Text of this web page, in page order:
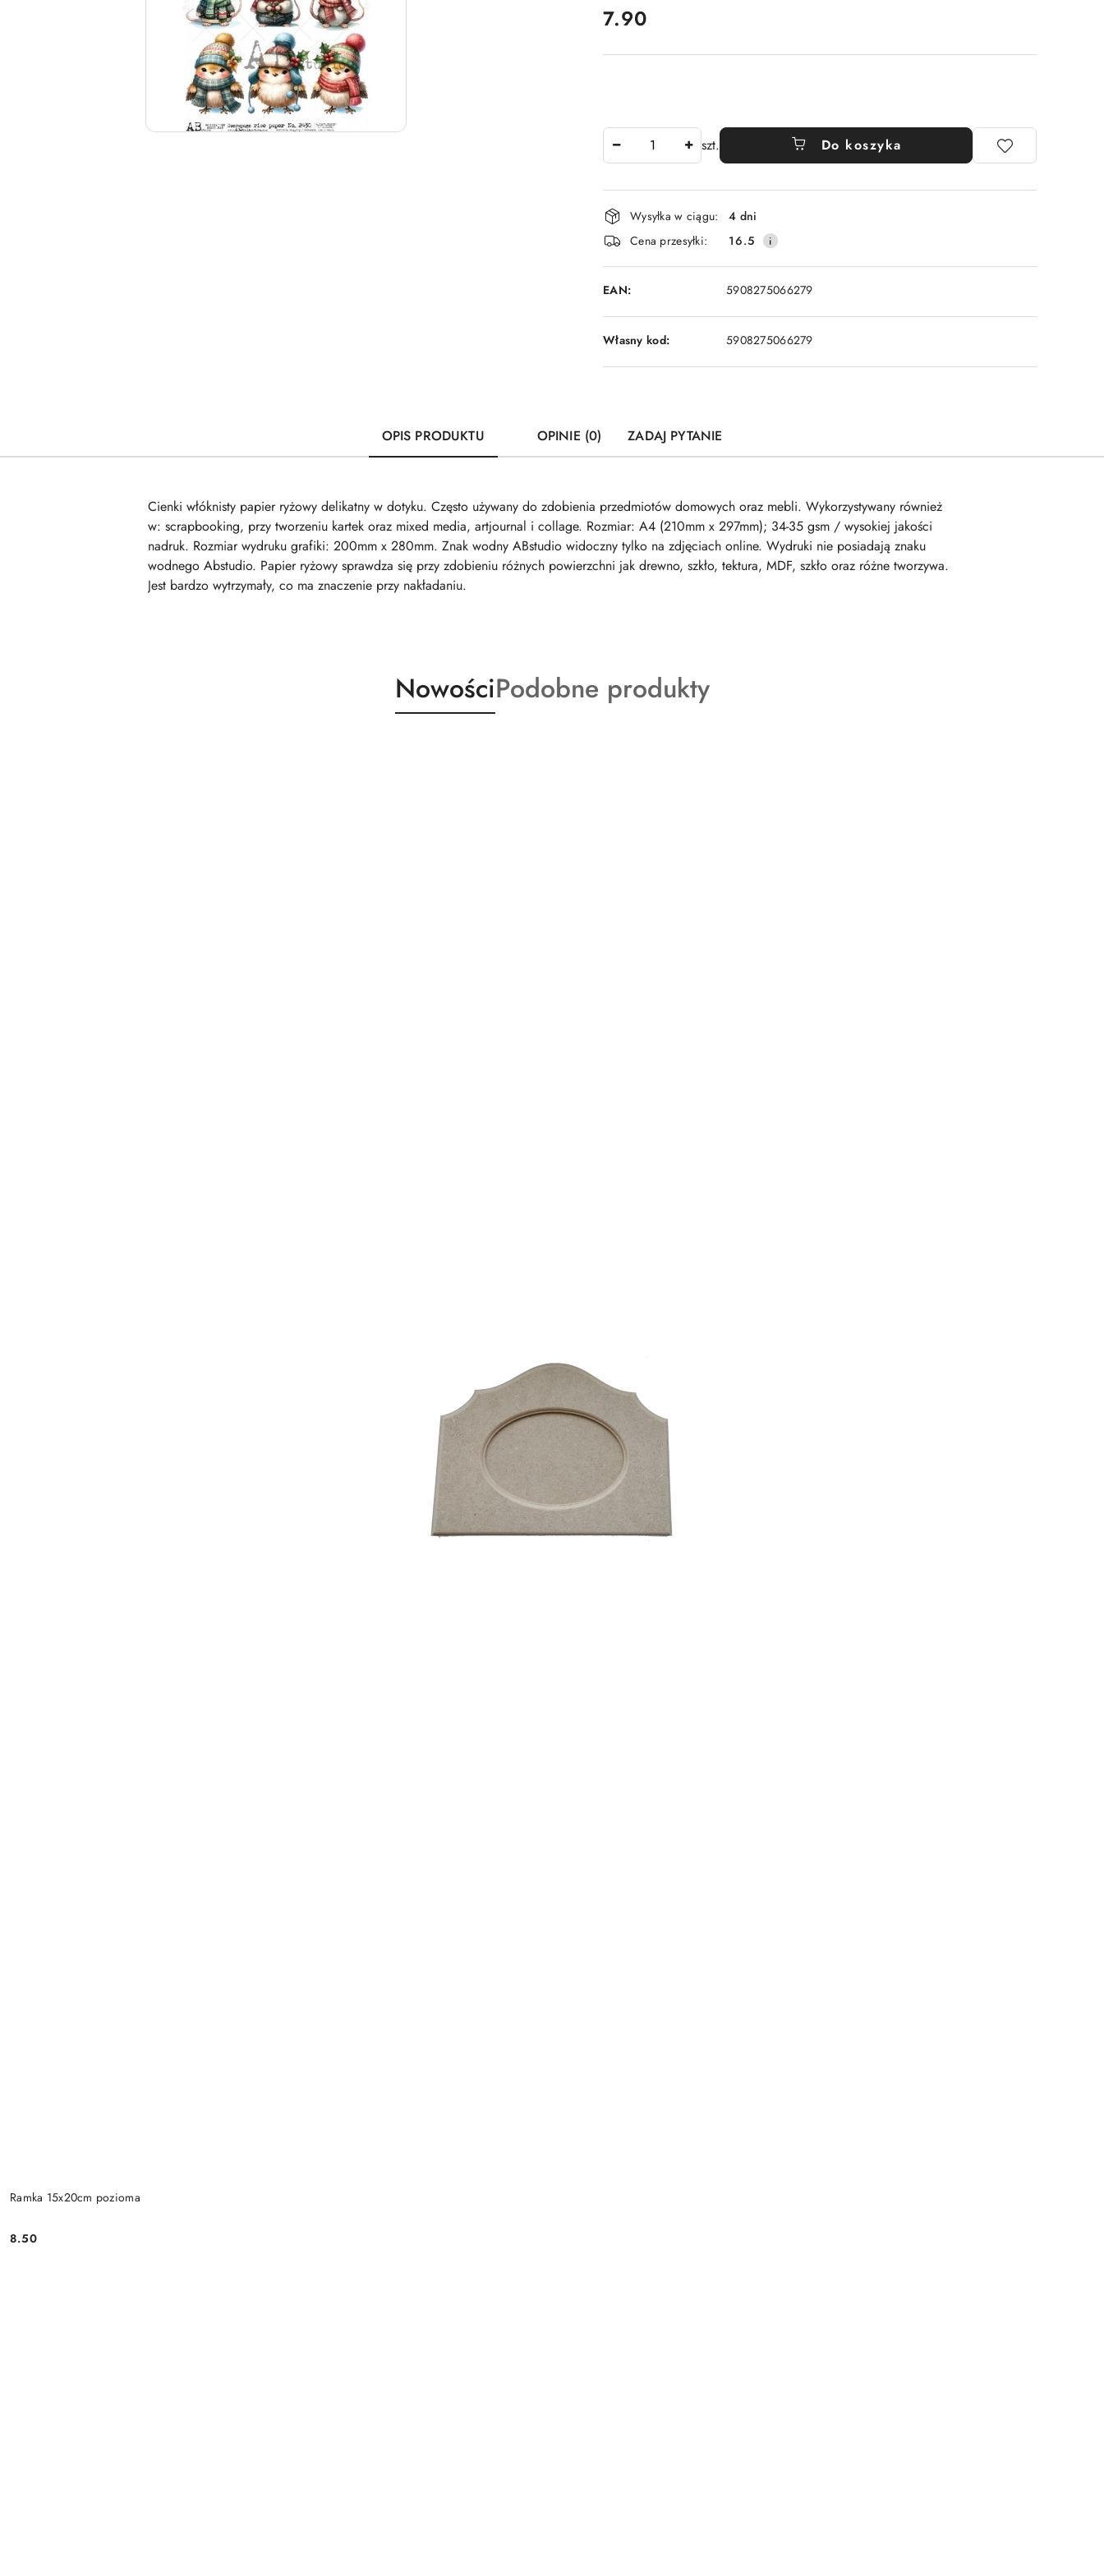
cena:
7.90
szt. Do koszyka
Dostępność
i
dostawa
Wysyłka w ciągu:
4 dni
Cena przesyłki:
16.5
EAN: 5908275066279
Własny kod: 5908275066279
OPIS PRODUKTU OPINIE (0) ZADAJ PYTANIE
Cienki włóknisty papier ryżowy delikatny w dotyku. Często używany do zdobienia przedmiotów domowych oraz mebli. Wykorzystywany również
w: scrapbooking, przy tworzeniu kartek oraz mixed media, artjournal i collage. Rozmiar: A4 (210mm x 297mm); 34-35 gsm / wysokiej jakości
nadruk. Rozmiar wydruku grafiki: 200mm x 280mm. Znak wodny ABstudio widoczny tylko na zdjęciach online. Wydruki nie posiadają znaku
wodnego Abstudio. Papier ryżowy sprawdza się przy zdobieniu różnych powierzchni jak drewno, szkło, tektura, MDF, szkło oraz różne tworzywa.
Jest bardzo wytrzymały, co ma znaczenie przy nakładaniu.
Produkty
o
NowościProdukty
o
Podobne produkty
Ramka 15x20cm pozioma
Cena:
8.50